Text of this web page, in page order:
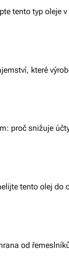
tento typ oleje v
které
proč snižuje
tento olej do
od